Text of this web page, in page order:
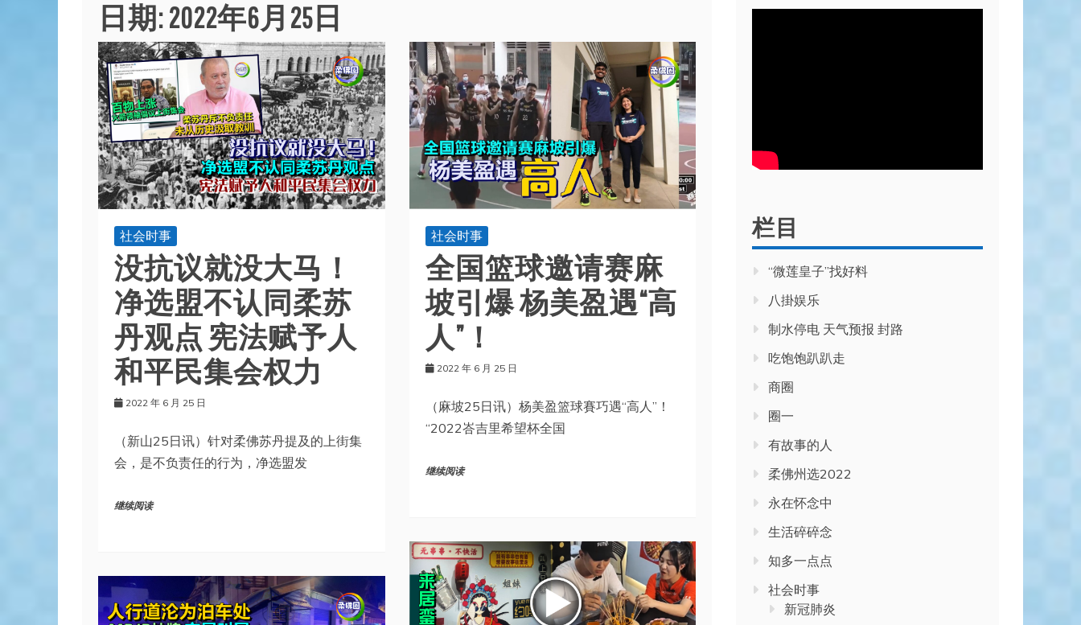
日期:2022年6月25日
社会时事
没抗议就没大马！
净选盟不认同柔苏
丹观点 宪法赋予人
和平民集会权力
2022 年 6 月 25 日
（新山25日讯）针对柔佛苏丹提及的上街集
会，是不负责任的行为，净选盟发
继续阅读
社会时事
全国篮球邀请赛麻
坡引爆 杨美盈遇“高
人”！
2022 年 6 月 25 日
（麻坡25日讯）杨美盈篮球賽巧遇“高人”！
“2022峇吉里希望杯全国
继续阅读
栏目
“微莲皇子”找好料
八掛娱乐
制水停电 天气预报 封路
吃饱饱趴趴走
商圈
圈一
有故事的人
柔佛州选2022
永在怀念中
生活碎碎念
知多一点点
社会时事
新冠肺炎